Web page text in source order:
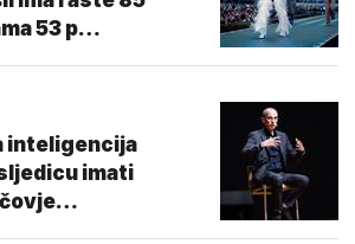
53 p…
inteligencija
imati
čovje…